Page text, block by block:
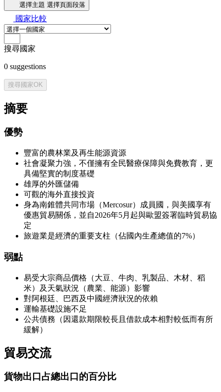
選擇主題 選擇頁面段落
國家比較
搜尋國家
0 suggestions
搜尋國家OK
摘要
優勢
豐富的農林業及再生能源資源
社會凝聚力強，不僅擁有全民醫療保障與免費教育，更
具備堅實的制度基礎
雄厚的外匯儲備
可觀的海外直接投資
身為南錐體共同市場（Mercosur）成員國，與美國享有
優惠貿易關係，並自2026年5月起與歐盟簽署臨時貿易協
定
旅遊業是經濟的重要支柱（佔國內生產總值的7%）
弱點
易受大宗商品價格（大豆、牛肉、乳製品、木材、稻
米）及天氣狀況（農業、能源）影響
對阿根廷、巴西及中國經濟狀況的依賴
運輸基礎設施不足
公共債務（因還款期限較長且借款成本相對較低而有所
緩解）
貿易交流
貨物出口 占總出口的百分比